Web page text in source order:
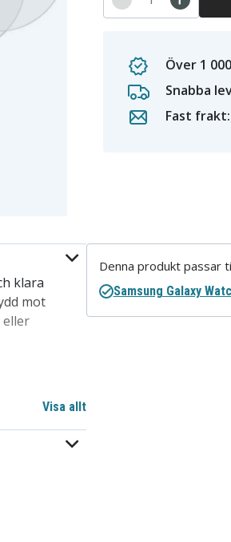
Över 1
Snabba
Fast
klara
mot
eller
Visa allt
Denna produkt passar
Samsung Galaxy